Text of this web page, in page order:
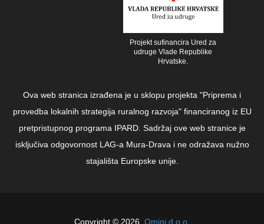
Projekt sufinancira Ured za
udruge Vlade Republike
Hrvatske.
Ova web stranica izrađena je u sklopu projekta "Priprema i
provedba lokalnih strategija ruralnog razvoja" financiranog iz EU
pretpristupnog programa IPARD. Sadržaj ove web stranice je
isključiva odgovornost LAG-a Mura-Drava i ne odražava nužno
stajališta Europske unije.
Copyright © 2026. Qmini d.o.o.